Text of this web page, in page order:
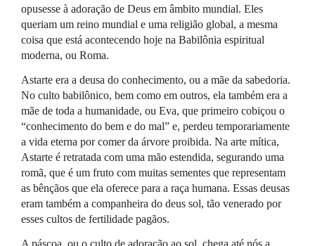
opusesse à adoração de Deus em âmbito mundial. Eles
queriam um reino mundial e uma religião global, a mesma
coisa que está acontecendo hoje na Babilônia espiritual
moderna, ou Roma.
Astarte era a deusa do conhecimento, ou a mãe da sabedoria.
No culto babilônico, bem como em outros, ela também era a
mãe de toda a humanidade, ou Eva, que primeiro cobiçou o
“conhecimento do bem e do mal” e, perdeu temporariamente
a vida eterna por comer da árvore proibida. Na arte mítica,
Astarte é retratada com uma mão estendida, segurando uma
romã, que é um fruto com muitas sementes que representam
as bênçãos que ela oferece para a raça humana. Essas deusas
eram também a companheira do deus sol, tão venerado por
esses cultos de fertilidade pagãos.
A páscoa, ou o culto de adoração ao sol, chega até nós a